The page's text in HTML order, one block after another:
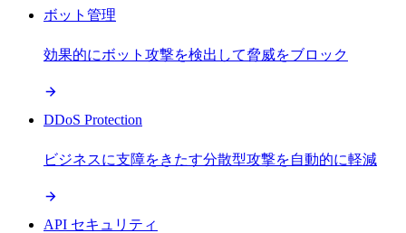
ボット管理
効果的にボット攻撃を検出して脅威をブロック
DDoS Protection
ビジネスに支障をきたす分散型攻撃を自動的に軽減
API セキュリティ